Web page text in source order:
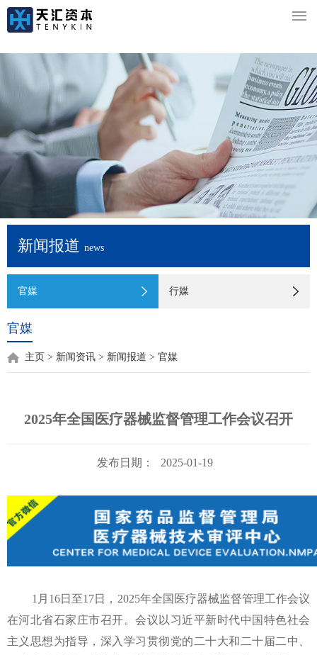

新闻报道 news
官媒 行媒
官媒
主页 > 新闻资讯 > 新闻报道 > 官媒
2025年全国医疗器械监督管理工作会议召开
发布日期： 2025-01-19
1月16日至17日，2025年全国医疗器械监督管理工作会议
在河北省石家庄市召开。会议以习近平新时代中国特色社会
主义思想为指导，深入学习贯彻党的二十大和二十届二中、